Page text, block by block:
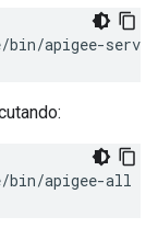
apigee-
bin/apigee-all